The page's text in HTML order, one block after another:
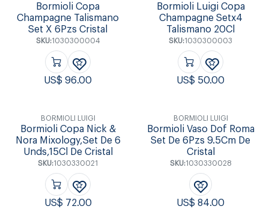
Bormioli Copa
Champagne Talismano
Set X 6Pzs Cristal
SKU:1030300004
US$96.00
Bormioli Luigi Copa
Champagne Setx4
Talismano 20Cl
SKU:1030300003
US$ 50.00
BORMIOLI LUIGI
Bormioli Copa Nick &
Nora Mixology,Set De 6
Unds,15Cl De Cristal
SKU:1030330021
US$ 72.00
BORMIOLI LUIGI
Bormioli Vaso Dof Roma
Set De 6Pzs 9.5Cm De
Cristal
SKU:1030330028
US$84.00